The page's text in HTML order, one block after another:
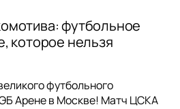
футбольное
которое нельзя
футбольного
Арене в Москве! Матч ЦСКА